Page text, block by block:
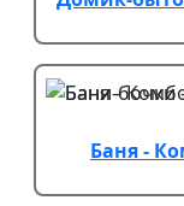
Баня -